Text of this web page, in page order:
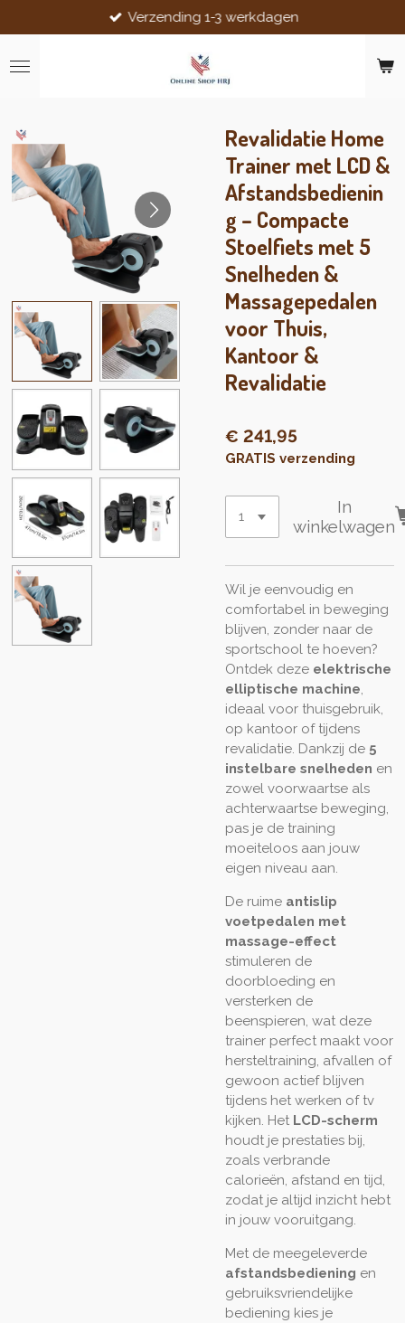
direct
naar
de
Verzending 1-3 werkdagen
Revalidatie Home
Trainer met LCD &
Afstandsbedienin
g – Compacte
Stoelfiets met 5
Snelheden &
Massagepedalen
voor Thuis,
Kantoor &
Revalidatie
€ 241,95
GRATIS verzending
In
winkelwagen
Wil je eenvoudig en
comfortabel in beweging
blijven, zonder naar de
sportschool te hoeven?
Ontdek deze elektrische
elliptische machine,
ideaal voor thuisgebruik,
op kantoor of tijdens
revalidatie. Dankzij de 5
instelbare snelheden en
zowel voorwaartse als
achterwaartse beweging,
pas je de training
moeiteloos aan jouw
eigen niveau aan.
De ruime antislip
voetpedalen met
massage-effect
stimuleren de
doorbloeding en
versterken de
beenspieren, wat deze
trainer perfect maakt voor
hersteltraining, afvallen of
gewoon actief blijven
tijdens het werken of tv
kijken. Het LCD-scherm
houdt je prestaties bij,
zoals verbrande
calorieën, afstand en tijd,
zodat je altijd inzicht hebt
in jouw vooruitgang.
Met de meegeleverde
afstandsbediening en
gebruiksvriendelijke
bediening kies je